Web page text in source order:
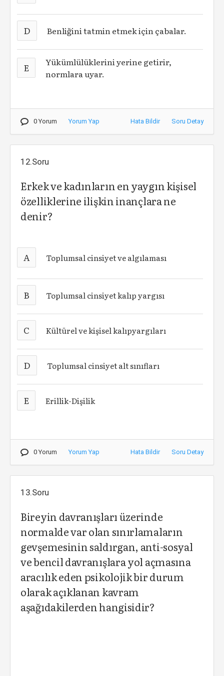
D Benliğini tatmin etmek için çabalar.
E
Yükümlülüklerini yerine getirir,
normlara uyar.
0 Yorum Yorum Yap Hata Bildir Soru Detay
12.Soru
Erkek ve kadınların en yaygın kişisel
özelliklerine ilişkin inançlara ne
denir?
A Toplumsal cinsiyet ve algılaması
B Toplumsal cinsiyet kalıp yargısı
C Kültürel ve kişisel kalıpyargıları
D Toplumsal cinsiyet alt sınıfları
E Erillik-Dişilik
0 Yorum Yorum Yap Hata Bildir Soru Detay
13.Soru
Bireyin davranışları üzerinde
normalde var olan sınırlamaların
gevşemesinin saldırgan, anti-sosyal
ve bencil davranışlara yol açmasına
aracılık eden psikolojik bir durum
olarak açıklanan kavram
aşağıdakilerden hangisidir?